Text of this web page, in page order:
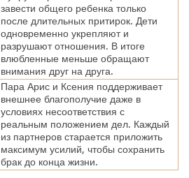
завести общего ребенка только
после длительных притирок. Дети
одновременно укрепляют и
разрушают отношения. В итоге
влюбленные меньше обращают
внимания друг на друга.
Пара Арис и Ксения поддерживает
внешнее благополучие даже в
условиях несоответствия с
реальным положением дел. Каждый
из партнеров старается приложить
максимум усилий, чтобы сохранить
брак до конца жизни.